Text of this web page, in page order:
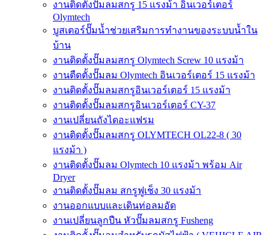
งานติดตั้งปั๊มลมสกรู 15 แรงม้า อินเวอร์เตอร์
Olymtech
บูสเตอร์ปั๊มน้ำช่วยเสริมการทำงานของระบบน้ำใน
บ้าน
งานติดตั้งปั๊มลมสกรู Olymtech Screw 10 แรงม้า
งานตืดตั้งปั๊มลม Olymtech อินเวอร์เตอร์ 15 แรงม้า
งานติดตั้งปั๊มลมสกรูอินเวอร์เตอร์ 15 แรงม้า
งานติดตั้งปั๊มลมสกรูอินเวอร์เตอร์ CY-37
งานเปลี่ยนถังไดอะแฟรม
งานติดตั้งปั๊มลมสกรู OLYMTECH OL22-8 ( 30
แรงม้า )
งานติดตั้งปั๊มลม Olymtech 10 แรงม้า พร้อม Air
Dryer
งานติดตั้งปั๊มลม สกรูฟูเช็ง 30 แรงม้า
งานออกแบบและเดินท่อลมอัด
งานเปลี่ยนลูกปืน หัวปั๊มลมสกรู Fusheng